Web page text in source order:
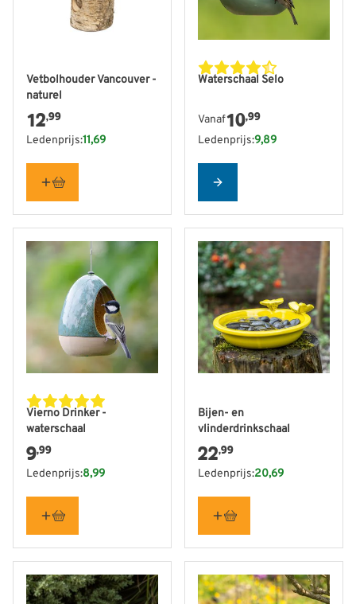
Vetbolhouder Vancouver -
naturel
12,99
Ledenprijs:11,69
Waterschaal Selo
De prijs is afhankelijk van
Vanaf10,99
Ledenprijs:9,89
Configure
Vierno Drinker -
waterschaal
9,99
Ledenprijs:8,99
Bijen- en
vlinderdrinkschaal
22,99
Ledenprijs:20,69